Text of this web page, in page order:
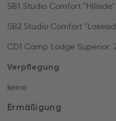
SB1 Studio Comfort
SB2 Studio Comfort
CD1 Camp Lodge Superior:
Verpflegung
keine
Ermäßigung